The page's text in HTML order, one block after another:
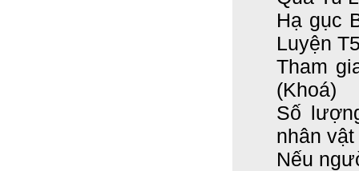
Hạ gục
Luyện
Tham
(Khoá)
Số
nhân
Nếu